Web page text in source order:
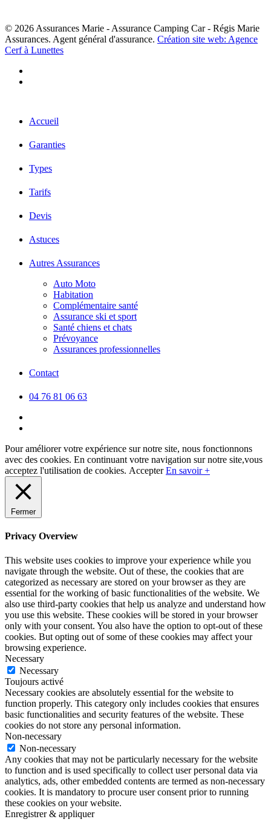
© 2026 Assurances Marie - Assurance Camping Car - Régis Marie
Assurances. Agent général d'assurance. Création site web: Agence
Cerf à Lunettes
Accueil
Garanties
Types
Tarifs
Devis
Astuces
Autres Assurances
Auto Moto
Habitation
Complémentaire santé
Assurance ski et sport
Santé chiens et chats
Prévoyance
Assurances professionnelles
Contact
04 76 81 06 63
Pour améliorer votre expérience sur notre site, nous fonctionnons
avec des cookies. En continuant votre navigation sur notre site,vous
acceptez l'utilisation de cookies. Accepter En savoir +
Fermer
Privacy Overview
This website uses cookies to improve your experience while you
navigate through the website. Out of these, the cookies that are
categorized as necessary are stored on your browser as they are
essential for the working of basic functionalities of the website. We
also use third-party cookies that help us analyze and understand how
you use this website. These cookies will be stored in your browser
only with your consent. You also have the option to opt-out of these
cookies. But opting out of some of these cookies may affect your
browsing experience.
Necessary
Necessary
Toujours activé
Necessary cookies are absolutely essential for the website to
function properly. This category only includes cookies that ensures
basic functionalities and security features of the website. These
cookies do not store any personal information.
Non-necessary
Non-necessary
Any cookies that may not be particularly necessary for the website
to function and is used specifically to collect user personal data via
analytics, ads, other embedded contents are termed as non-necessary
cookies. It is mandatory to procure user consent prior to running
these cookies on your website.
Enregistrer & appliquer